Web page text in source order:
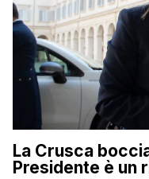
La Crusca
Presidente è un